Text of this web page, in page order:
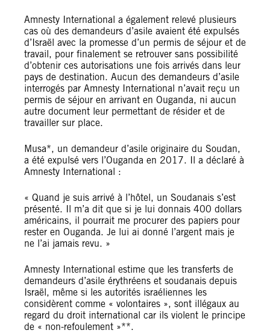
Amnesty International a également relevé plusieurs
cas où des demandeurs d’asile avaient été expulsés
d’Israël avec la promesse d’un permis de séjour et de
travail, pour finalement se retrouver sans possibilité
d’obtenir ces autorisations une fois arrivés dans leur
pays de destination. Aucun des demandeurs d’asile
interrogés par Amnesty International n’avait reçu un
permis de séjour en arrivant en Ouganda, ni aucun
autre document leur permettant de résider et de
travailler sur place.
Musa*, un demandeur d’asile originaire du Soudan,
a été expulsé vers l’Ouganda en 2017. Il a déclaré à
Amnesty International :
« Quand je suis arrivé à l’hôtel, un Soudanais s’est
présenté. Il m’a dit que si je lui donnais 400 dollars
américains, il pourrait me procurer des papiers pour
rester en Ouganda. Je lui ai donné l’argent mais je
ne l’ai jamais revu. »
Amnesty International estime que les transferts de
demandeurs d’asile érythréens et soudanais depuis
Israël, même si les autorités israéliennes les
considèrent comme « volontaires », sont illégaux au
regard du droit international car ils violent le principe
de « non-refoulement »**.